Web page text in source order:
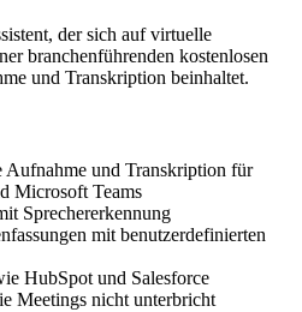
der sich auf virtuelle
branchenführenden kostenlosen
und Transkription beinhaltet.
Aufnahme und Transkription für
Microsoft Teams
Sprechererkennung
mit benutzerdefinierten
HubSpot und Salesforce
Meetings nicht unterbricht